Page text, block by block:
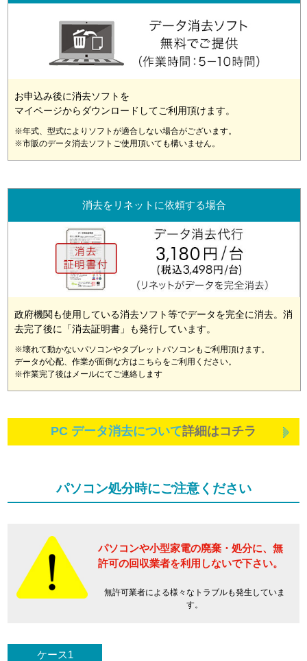
お申込み後に消去ソフトを
マイページからダウンロードしてご利用頂けます。
※年式、型式によりソフトが適合しない場合がございます。
※市販のデータ消去ソフトご使用頂いても構いません。
消去をリネットに依頼する場合
政府機関も使用している消去ソフト等でデータを完全に消去。消
去完了後に「消去証明書」も発行しています。
※壊れて動かないパソコンやタブレットパソコンもご利用頂けます。
データが心配、作業が面倒な方はこちらをご利用ください。
※作業完了後はメールにてご連絡します
PC データ消去について詳細はコチラ
パソコン処分時にご注意ください
パソコンや小型家電の廃棄・処分に、 無
許可の回収業者を利用しないで下さい。
無許可業者による様々なトラブルも発生していま
す。
ケース1